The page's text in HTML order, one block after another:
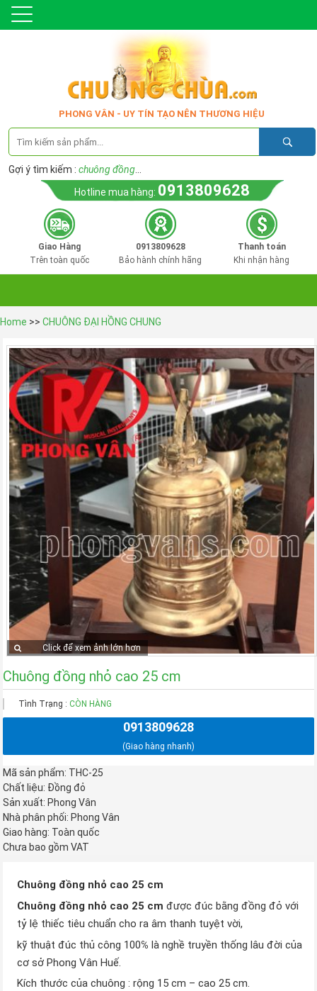
PHONG VÂN - UY TÍN TẠO NÊN THƯƠNG HIỆU
Gợi ý tìm kiếm : chuông đồng
Hotline mua hàng: 0913809628
Giao Hàng
Trên toàn quốc
0913809628
Bảo hành chính hãng
Thanh toán
Khi nhận hàng
Home >> CHUÔNG ĐẠI HỒNG CHUNG
Click để xem ảnh lớn hơn
Chuông đồng nhỏ cao 25 cm
Tình Trạng : CÒN HÀNG
0913809628
(Giao hàng nhanh)
Mã sản phẩm: THC-25
Chất liệu: Đồng đỏ
Sản xuất: Phong Vân
Nhà phân phối: Phong Vân
Giao hàng: Toàn quốc
Chưa bao gồm VAT
Chuông đồng nhỏ cao 25 cm
Chuông đồng nhỏ cao 25 cm được đúc bằng đồng đỏ với
tỷ lệ thiếc tiêu chuẩn cho ra âm thanh tuyệt vời,
kỹ thuật đúc thủ công 100℅ là nghề truyền thống lâu đời của
cơ sở Phong Vân Huế.
Kích thước của chuông : rộng 15 cm – cao 25 cm.